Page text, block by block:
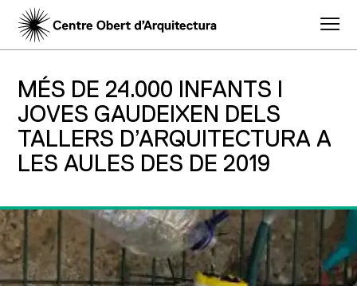
MÉS DE 24.000 INFANTS I
JOVES GAUDEIXEN DELS
TALLERS D’ARQUITECTURA A
LES AULES DES DE 2019